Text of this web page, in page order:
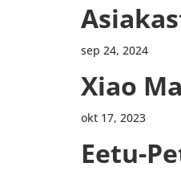
sep 24, 2024
Xiao Ma
okt 17, 2023
Eetu-